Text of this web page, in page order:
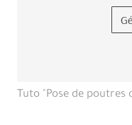
Tuto "Pose de